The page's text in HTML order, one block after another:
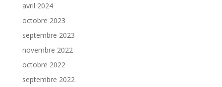
avril 2024
octobre 2023
septembre 2023
novembre 2022
octobre 2022
septembre 2022